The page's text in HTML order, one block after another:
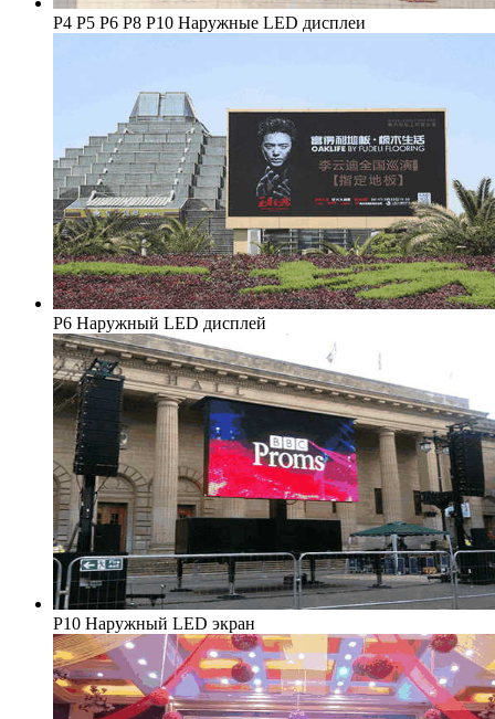
Р4 Р5 Р6 P8 Р10 Наружные LED дисплеи
P6 Наружный LED дисплей
P10 Наружный LED экран